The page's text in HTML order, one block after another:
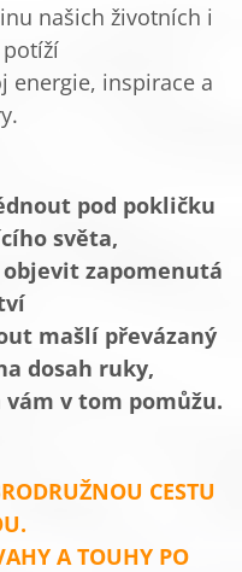
našich životních i
energie, inspirace a
pod pokličku
světa,
zapomenutá
mašlí převázaný
dosah ruky,
v tom pomůžu.
CESTU
A TOUHY PO